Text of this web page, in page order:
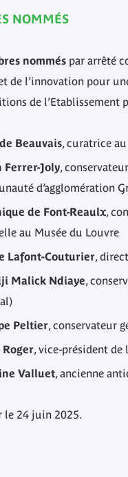
NOMMÉS
nommés par arrêté
de l’innovation pour
de l’Etablissement
Beauvais, curatrice au
Ferrer-Joly,
d’agglomération
de Font-Reaulx,
au Musée du Louvre
Lafont-Couturier,
Malick Ndiaye,
Peltier, conservateur
, vice-président
Valluet, ancienne
le 24 juin 2025.